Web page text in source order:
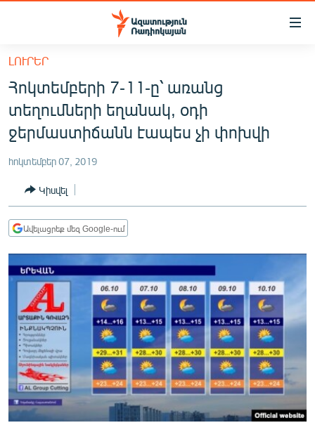
Մատչելիության
հիմնական
բովանդակությանը
Անցնել
հիմնական
մենյուին
ՀԱՅԱՍՏԱՆ
ՔԱՂԱՔԱԿԱՆ
ՀԱՍԱՐԱԿՈՒԹՅՈՒՆ
ՏՆՏԵՍՈՒԹՅՈՒՆ
ՂԱՐԱԲԱՂ
ՊԱՏԵՐԱԶՄԻ 6 ՇԱԲԱԹՆԵՐԸ
ՏԱՐԱԾԱՇՐՋԱՆ
ՄԻՋԱԶԳԱՅԻՆ
ՄՇԱԿՈՒՅԹ
ՍՊՈՐՏ
ՄԵԿՆԱԲԱՆՈՒԹՅՈՒՆ
ԼՈՒՐԵՐ
Հոկտեմբերի 7-11-ը՝ առանց
տեղումների եղանակ, օդի
ջերմաստիճանն էապես չի փոխվի
հոկտեմբեր 07, 2019
Կիսվել
Ավելացրեք մեզ Google-ում